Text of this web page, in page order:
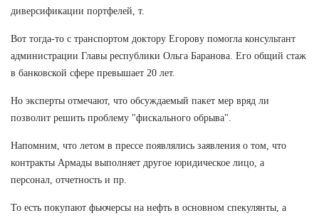
диверсификации портфелей, т.
Вот тогда-то с транспортом доктору Егорову помогла консультант
администрации Главы республики Ольга Баранова. Его общий стаж
в банковской сфере превышает 20 лет.
Но эксперты отмечают, что обсуждаемый пакет мер вряд ли
позволит решить проблему "фискального обрыва".
Напомним, что летом в прессе появлялись заявления о том, что
контракты Армады выполняет другое юридическое лицо, а
персонал, отчетность и пр.
То есть покупают фьючерсы на нефть в основном спекулянты, а